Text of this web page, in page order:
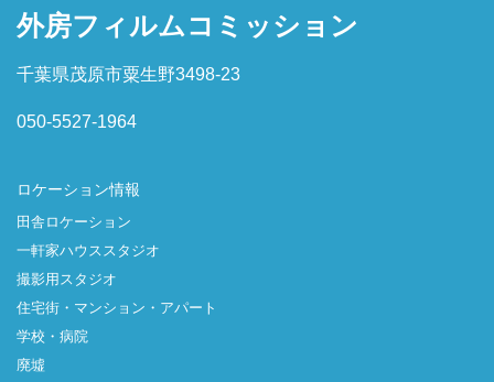
外房フィルムコミッション
千葉県茂原市粟生野3498-23
050-5527-1964
ロケーション情報
田舎ロケーション
一軒家ハウススタジオ
撮影用スタジオ
住宅街・マンション・アパート
学校・病院
廃墟